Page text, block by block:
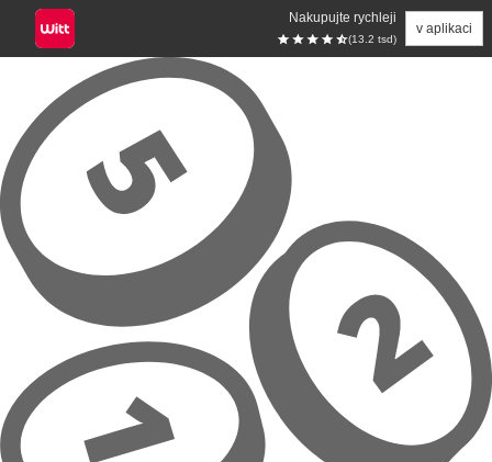
Nakupujte rychleji
(13.2 tsd)
v aplikaci
Přeskočit na hlavní obsah